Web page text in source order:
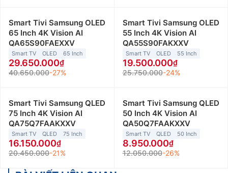
Smart Tivi Samsung OLED
65 Inch 4K Vision AI
QA65S90FAEXXV
Smart TV OLED 65 Inch
29.650.000
40.650.000-27%
Smart Tivi Samsung OLED
55 Inch 4K Vision AI
QA55S90FAKXXV
Smart TV OLED 55 Inch
19.500.000
25.750.000-24%
Smart Tivi Samsung QLED
75 Inch 4K Vision AI
QA75Q7FAAKXXV
Smart TV QLED 75 Inch
16.150.000
20.450.000-21%
Smart Tivi Samsung QLED
50 Inch 4K Vision AI
QA50Q7FAAKXXV
Smart TV QLED 50 Inch
8.950.000
12.050.000-26%